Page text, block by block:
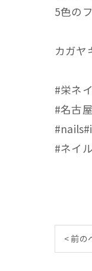
5色の
カガヤ
#栄ネ
#名古
#ネイ
< 前の